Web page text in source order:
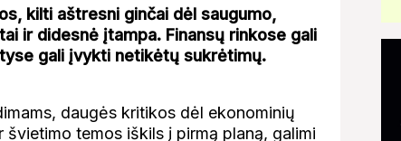
kilti aštresni ginčai dėl saugumo,
ir didesnė įtampa. Finansų rinkose gali
gali įvykti netikėtų sukrėtimų.
daugės kritikos dėl ekonominių
temos iškils į pirmą planą, galimi